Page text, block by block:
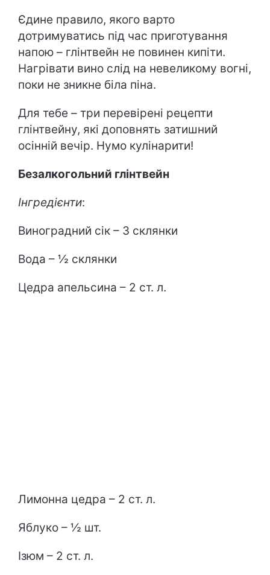
Єдине правило, якого варто
дотримуватись під час приготування
напою – глінтвейн не повинен кипіти.
Нагрівати вино слід на невеликому вогні,
поки не зникне біла піна.
Для тебе – три перевірені рецепти
глінтвейну, які доповнять затишний
осінній вечір. Нумо кулінарити!
Безалкогольний глінтвейн
Інгредієнти:
Виноградний сік – 3 склянки
Вода – ½ склянки
Цедра апельсина – 2 ст. л.
Лимонна цедра – 2 ст. л.
Яблуко – ½ шт.
Ізюм – 2 ст. л.